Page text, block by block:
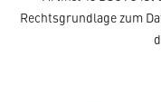
Rechtsgrundlage zum